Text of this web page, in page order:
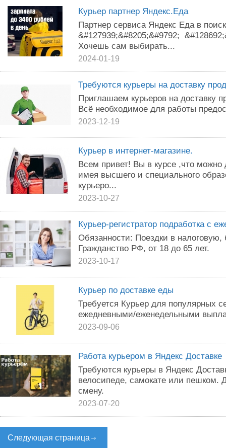
Курьер партнер Яндекс.Еда
Партнер сервиса Яндекс Еда в
&#127939;&#8205;&#9792;
Хочешь сам выбирать...
2024-01-19
Требуются курьеры на доставку
Приглашаем курьеров на доставку
Всё необходимое для работы
2023-12-19
Курьер в интернет-магазине.
Всем привет! Вы в курсе ,что можно
имея высшего и специального
курьеро...
2023-10-27
Курьер-регистратор подработка с
Обязанности: Поездки в налоговую,
Гражданство РФ, от 18 до 65 лет.
2023-10-17
Курьер по доставке еды
Требуется Курьер для популярных
ежедневными/еженедельными
2023-09-06
Работа курьером в Яндекс Доставке
Требуются курьеры в Яндекс
велосипеде, самокате или пешком.
смену.
2023-07-20
Следующая страница